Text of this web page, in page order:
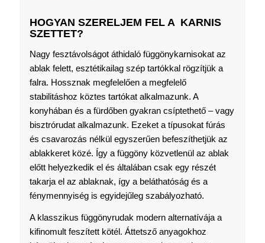
HOGYAN SZERELJEM FEL A KARNIS
SZETTET?
Nagy fesztávolságot áthidaló függönykarnisokat az
ablak felett, esztétikailag szép tartókkal rögzítjük a
falra. Hossznak megfelelően a megfelelő
stabilitáshoz köztes tartókat alkalmazunk. A
konyhában és a fürdőben gyakran csíptethető – vagy
bisztrórudat alkalmazunk. Ezeket a típusokat fúrás
és csavarozás nélkül egyszerűen befeszíthetjük az
ablakkeret közé. Így a függöny közvetlenül az ablak
előtt helyezkedik el és általában csak egy részét
takarja el az ablaknak, így a beláthatóság és a
fénymennyiség is egyidejűleg szabályozható.
A klasszikus függönyrudak modern alternatívája a
kifinomult feszített kötél. Áttetsző anyagokhoz